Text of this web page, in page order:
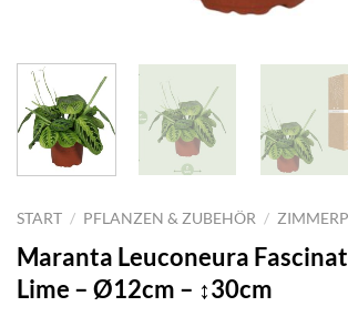
START / PFLANZEN & ZUBEHÖR /
Maranta Leuconeura
Lime – Ø12cm – ↕30cm